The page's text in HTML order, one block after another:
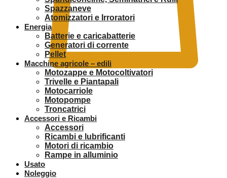
Spazzaneve
Atomizzatori e Irroratori
Energia
Batterie e caricabatterie
Generatori di corrente
Pellet
Macchine agricole – edili
Motozappe e Motocoltivatori
Trivelle e Piantapali
Motocarriole
Motopompe
Troncatrici
Accessori e Ricambi
Accessori
Ricambi e lubrificanti
Motori di ricambio
Rampe in alluminio
Usato
Noleggio